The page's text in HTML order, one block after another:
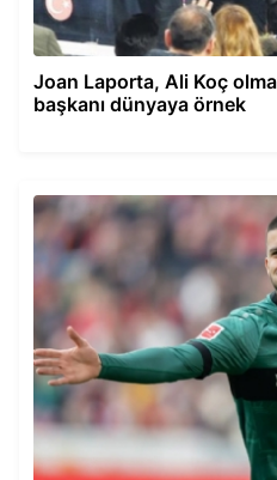
Joan Laporta, Ali Koç
başkanı dünyaya örnek